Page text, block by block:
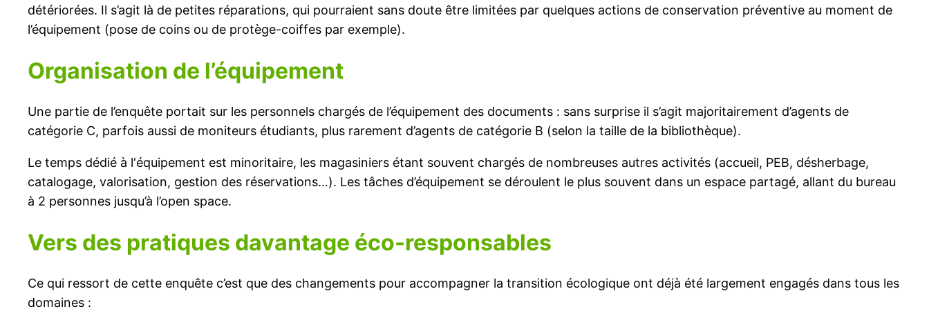
détériorées. Il s’agit là de petites réparations, qui pourraient sans doute être limitées par quelques actions de conservation préventive au moment de
l’équipement (pose de coins ou de protège-coiffes par exemple).
Organisation de l’équipement
Une partie de l’enquête portait sur les personnels chargés de l’équipement des documents : sans surprise il s’agit majoritairement d’agents de
catégorie C, parfois aussi de moniteurs étudiants, plus rarement d’agents de catégorie B (selon la taille de la bibliothèque).
Le temps dédié à l‘équipement est minoritaire, les magasiniers étant souvent chargés de nombreuses autres activités (accueil, PEB, désherbage,
catalogage, valorisation, gestion des réservations…). Les tâches d’équipement se déroulent le plus souvent dans un espace partagé, allant du bureau
à 2 personnes jusqu’à l’open space.
Vers des pratiques davantage éco-responsables
Ce qui ressort de cette enquête c’est que des changements pour accompagner la transition écologique ont déjà été largement engagés dans tous les
domaines :